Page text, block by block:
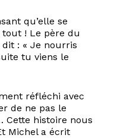
qu’elle se
! Le père du
dit : « Je nourris
tu viens le
réfléchi avec
de ne pas le
Cette histoire nous
Michel a écrit